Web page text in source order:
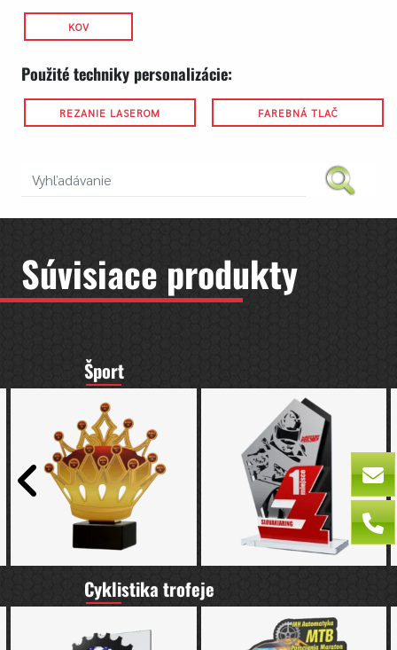
KOV
Použité techniky personalizácie:
REZANIE LASEROM FAREBNÁ TLAČ
Súvisiace produkty
Šport
Cyklistika trofeje